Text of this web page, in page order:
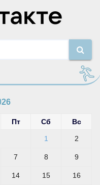
Пт Сб Вс
1 2
7 8 9
14 15 16